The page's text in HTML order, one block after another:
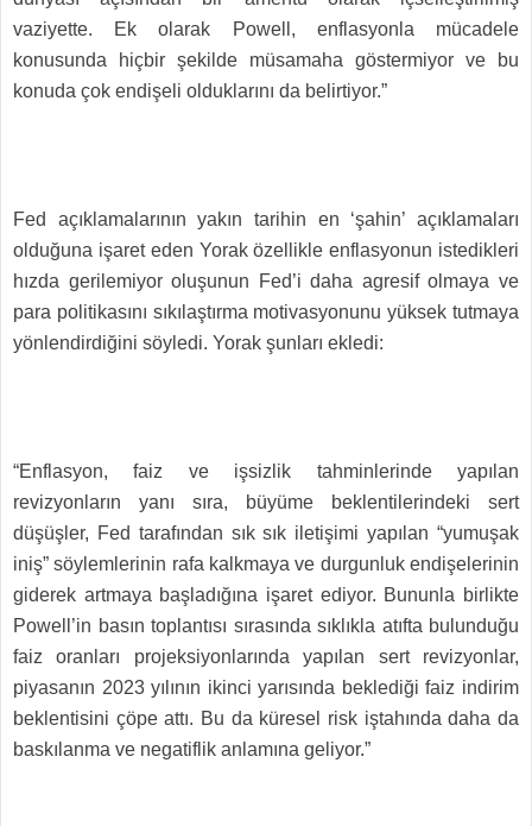
vaziyette. Ek olarak Powell, enflasyonla mücadele
konusunda hiçbir şekilde müsamaha göstermiyor ve bu
konuda çok endişeli olduklarını da belirtiyor.”
Fed açıklamalarının yakın tarihin en ‘şahin’ açıklamaları
olduğuna işaret eden Yorak özellikle enflasyonun istedikleri
hızda gerilemiyor oluşunun Fed’i daha agresif olmaya ve
para politikasını sıkılaştırma motivasyonunu yüksek tutmaya
yönlendirdiğini söyledi. Yorak şunları ekledi:
“Enflasyon, faiz ve işsizlik tahminlerinde yapılan
revizyonların yanı sıra, büyüme beklentilerindeki sert
düşüşler, Fed tarafından sık sık iletişimi yapılan “yumuşak
iniş” söylemlerinin rafa kalkmaya ve durgunluk endişelerinin
giderek artmaya başladığına işaret ediyor. Bununla birlikte
Powell’in basın toplantısı sırasında sıklıkla atıfta bulunduğu
faiz oranları projeksiyonlarında yapılan sert revizyonlar,
piyasanın 2023 yılının ikinci yarısında beklediği faiz indirim
beklentisini çöpe attı. Bu da küresel risk iştahında daha da
baskılanma ve negatiflik anlamına geliyor.”